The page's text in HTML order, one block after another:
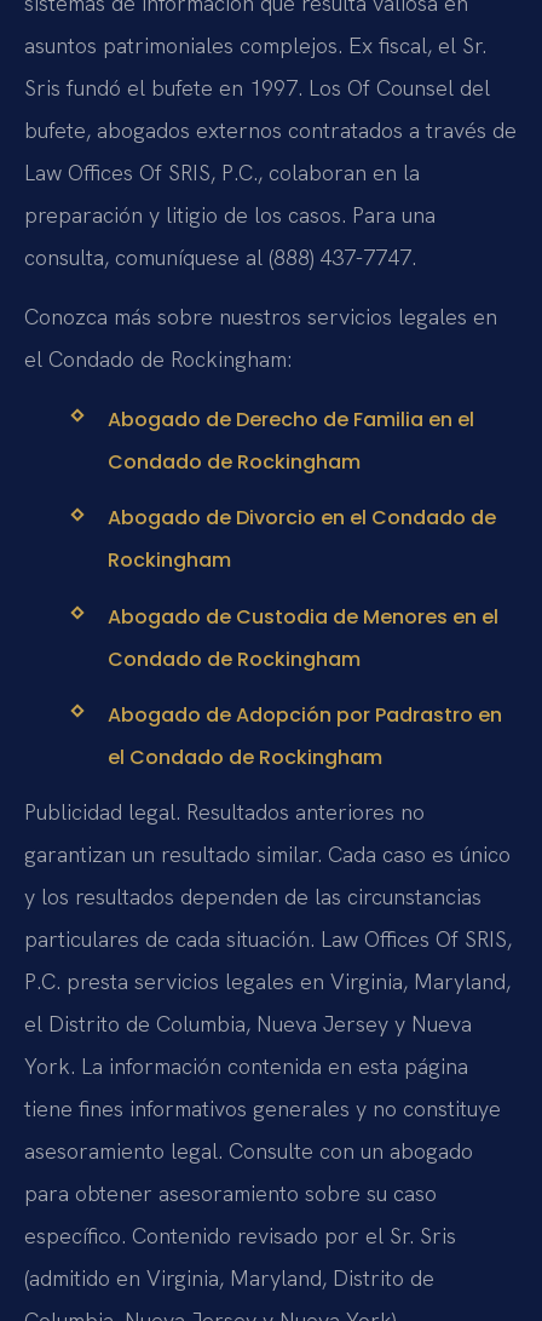
asuntos patrimoniales complejos. Ex fiscal, el Sr.
Sris fundó el bufete en 1997. Los Of Counsel del
bufete, abogados externos contratados a través de
Law Offices Of SRIS, P.C., colaboran en la
preparación y litigio de los casos. Para una
consulta, comuníquese al (888) 437-7747.
Conozca más sobre nuestros servicios legales en
el Condado de Rockingham:
Abogado de Derecho de Familia en el
Condado de Rockingham
Abogado de Divorcio en el Condado de
Rockingham
Abogado de Custodia de Menores en el
Condado de Rockingham
Abogado de Adopción por Padrastro en
el Condado de Rockingham
Publicidad legal. Resultados anteriores no
garantizan un resultado similar. Cada caso es único
y los resultados dependen de las circunstancias
particulares de cada situación. Law Offices Of SRIS,
P.C. presta servicios legales en Virginia, Maryland,
el Distrito de Columbia, Nueva Jersey y Nueva
York. La información contenida en esta página
tiene fines informativos generales y no constituye
asesoramiento legal. Consulte con un abogado
para obtener asesoramiento sobre su caso
específico. Contenido revisado por el Sr. Sris
(admitido en Virginia, Maryland, Distrito de